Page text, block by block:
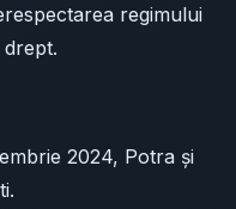
regimului
2024, Potra și